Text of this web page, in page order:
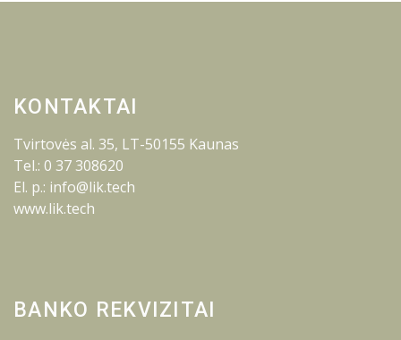
KONTAKTAI
Tvirtovės al. 35, LT-50155 Kaunas
Tel.: 0 37 308620
El. p.: info@lik.tech
www.lik.tech
BANKO REKVIZITAI